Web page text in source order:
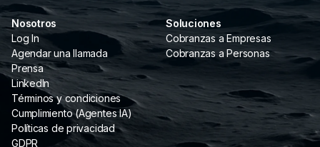
Soluciones
Cobranzas a Empresas
Cobranzas a Personas
Nosotros
Log In
Agendar una llamada
Prensa
LinkedIn
Términos y condiciones
Cumplimiento (Agentes IA)
Políticas de privacidad
GDPR